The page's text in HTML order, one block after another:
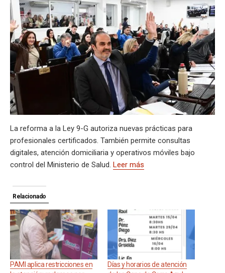
s
A
p
p
gr
a
m
b
o
o
k
ky
a
d
s
dI
n
bl
r
a
g
e
n
g
er
ail t
py
Li
n
k
m
p
ar
tir
La reforma a la Ley 9-G autoriza nuevas prácticas para
profesionales certificados. También permite consultas
digitales, atención domiciliaria y operativos móviles bajo
control del Ministerio de Salud. Leer más
Relacionado
PAMI aplica restricciones en
Días y horarios de atención